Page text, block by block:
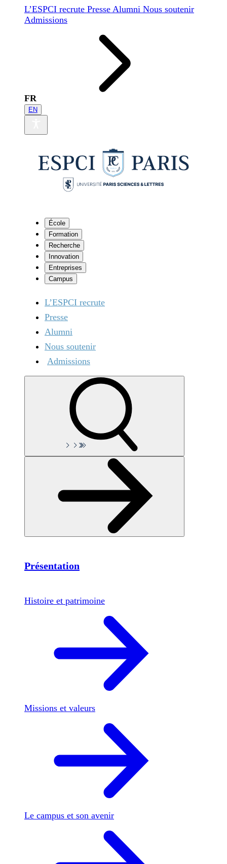
L’ESPCI recrute Presse Alumni Nous soutenir
Admissions
FR
EN
École
Formation
Recherche
Innovation
Entreprises
Campus
L’ESPCI recrute
Presse
Alumni
Nous soutenir
Admissions
Présentation
Histoire et patrimoine
Missions et valeurs
Le campus et son avenir